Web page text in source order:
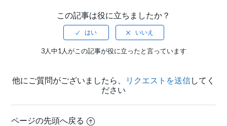
この記事は役に立ちましたか？
3人中1人がこの記事が役に立ったと言っています
他にご質問がございましたら、 リクエストを送信してく
ださい
ページの先頭へ戻る